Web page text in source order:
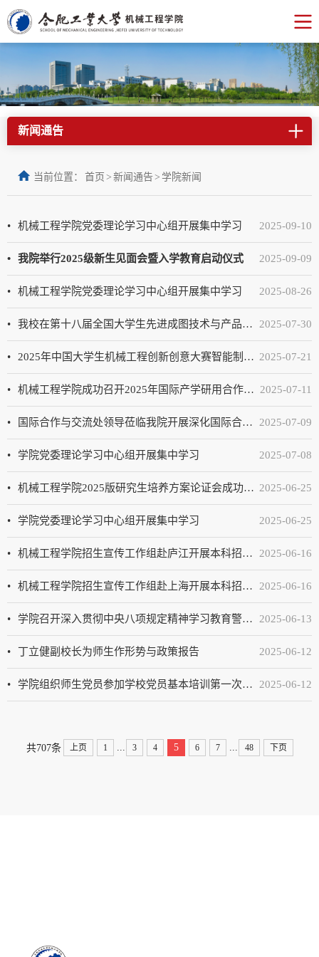
新闻通告
当前位置： 首页 > 新闻通告> 学院新闻
2025-09-10
机械工程学院党委理论学习中心组开展集中学习
2025-09-09
我院举行2025级新生见面会暨入学教育启动仪式
2025-08-26
机械工程学院党委理论学习中心组开展集中学习
2025-07-30
我校在第十八届全国大学生先进成图技术与产品信息建模创新大赛中获得机械类团体总分第一名
2025-07-21
2025年中国大学生机械工程创新创意大赛智能制造赛 —华东赛区选拔赛在我校成功举办
2025-07-11
机械工程学院成功召开2025年国际产学研用合作会议工作推进会
2025-07-09
国际合作与交流处领导莅临我院开展深化国际合作座谈
2025-07-08
学院党委理论学习中心组开展集中学习
2025-06-25
机械工程学院2025版研究生培养方案论证会成功举办
2025-06-25
学院党委理论学习中心组开展集中学习
2025-06-16
机械工程学院招生宣传工作组赴庐江开展本科招生宣传工作
2025-06-16
机械工程学院招生宣传工作组赴上海开展本科招生宣传工作
2025-06-13
学院召开深入贯彻中央八项规定精神学习教育警示教育大会
2025-06-12
丁立健副校长为师生作形势与政策报告
2025-06-12
学院组织师生党员参加学校党员基本培训第一次集中大课
共707条 上页 1 3 4 5 6 7 48 下页